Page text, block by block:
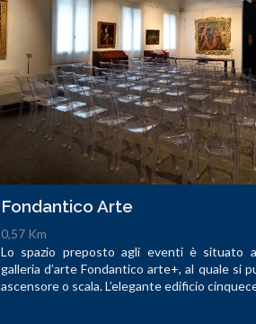
Fondantico Arte
0,57 Km
Lo spazio preposto agli eventi è situato
galleria d’arte Fondantico arte+, al quale si
ascensore o scala. L’elegante edificio